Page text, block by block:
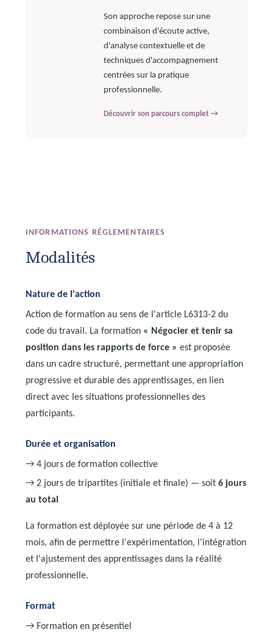
Son approche repose sur une
combinaison d'écoute active,
d'analyse contextuelle et de
techniques d'accompagnement
centrées sur la pratique
professionnelle.
Découvrir son parcours complet →
INFORMATIONS RÉGLEMENTAIRES
Modalités
Nature de l'action
Action de formation au sens de l'article L6313-2 du
code du travail. La formation « Négocier et tenir sa
position dans les rapports de force » est proposée
dans un cadre structuré, permettant une appropriation
progressive et durable des apprentissages, en lien
direct avec les situations professionnelles des
participants.
Durée et organisation
→ 4 jours de formation collective
→ 2 jours de tripartites (initiale et finale) — soit 6 jours
au total
La formation est déployée sur une période de 4 à 12
mois, afin de permettre l'expérimentation, l'intégration
et l'ajustement des apprentissages dans la réalité
professionnelle.
Format
→ Formation en présentiel